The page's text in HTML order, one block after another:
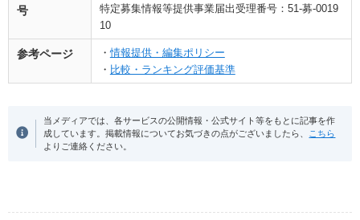
号
特定募集情報等提供事業届出受理番号：51-募-0019
10
参考ページ ・情報提供・編集ポリシー
・ 比較・ランキング評価基準
当メディアでは、各サービスの公開情報・公式サイト等をもとに記事を作
成しています。掲載情報についてお気づきの点がございましたら、
こちら
よりご連絡ください。